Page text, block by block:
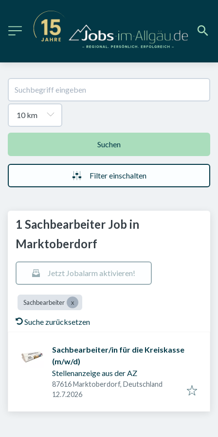
Suchen
Filter einschalten
1 Sachbearbeiter Job in
Marktoberdorf
Jetzt Jobalarm aktivieren!
Sachbearbeiter
Suche zurücksetzen
Sachbearbeiter/in für die Kreiskasse
(m/w/d)
Stellenanzeige aus der AZ
87616 Marktoberdorf, Deutschland
Veröffentlicht am
12.7.2026